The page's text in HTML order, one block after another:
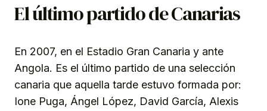
El último partido de Canarias
En 2007, en el Estadio Gran Canaria y ante
Angola. Es el último partido de una selección
canaria que aquella tarde estuvo formada por:
Ione Puga, Ángel López, David García, Alexis